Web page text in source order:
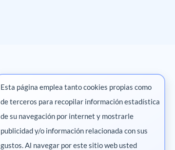
Marketing digital
Pharma
Esta página emplea tanto cookies propias como
de terceros para recopilar información estadística
de su navegación por internet y mostrarle
publicidad y/o información relacionada con sus
gustos. Al navegar por este sitio web usted